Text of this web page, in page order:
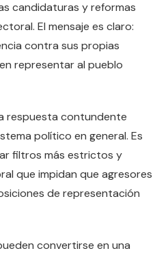
candidaturas y reformas
El mensaje es claro:
contra sus propias
representar al pueblo
respuesta contundente
político en general. Es
filtros más estrictos y
que impidan que agresores
de representación
convertirse en una